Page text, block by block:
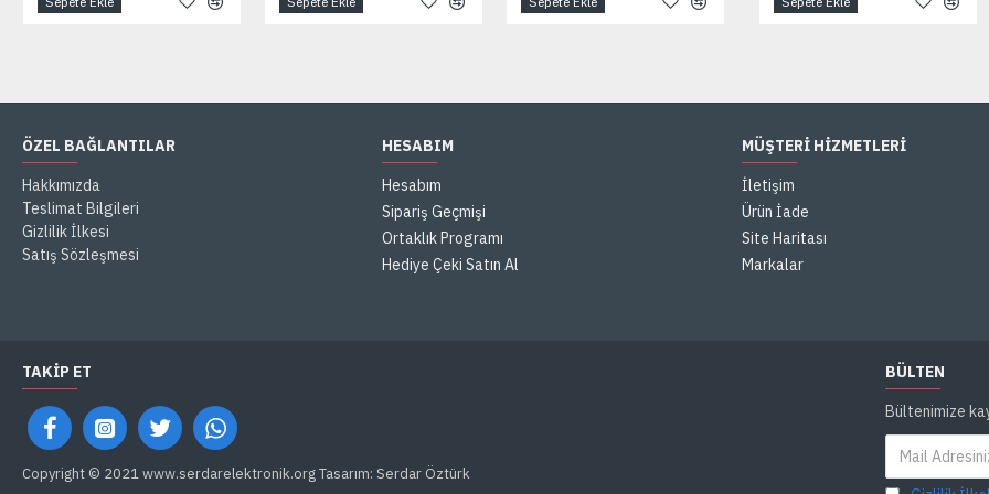
ÖZEL BAĞLANTILAR
Hakkımızda
Teslimat Bilgileri
Gizlilik İlkesi
Satış Sözleşmesi
HESABIM
Hesabım
Sipariş Geçmişi
Ortaklık Programı
Hediye Çeki Satın Al
MÜŞTERI HIZMETLERI
İletişim
Ürün İade
Site Haritası
Markalar
TAKIP ET
Copyright © 2021 www.serdarelektronik.org Tasarım: Serdar Öztürk
BÜLTEN
Bültenimize